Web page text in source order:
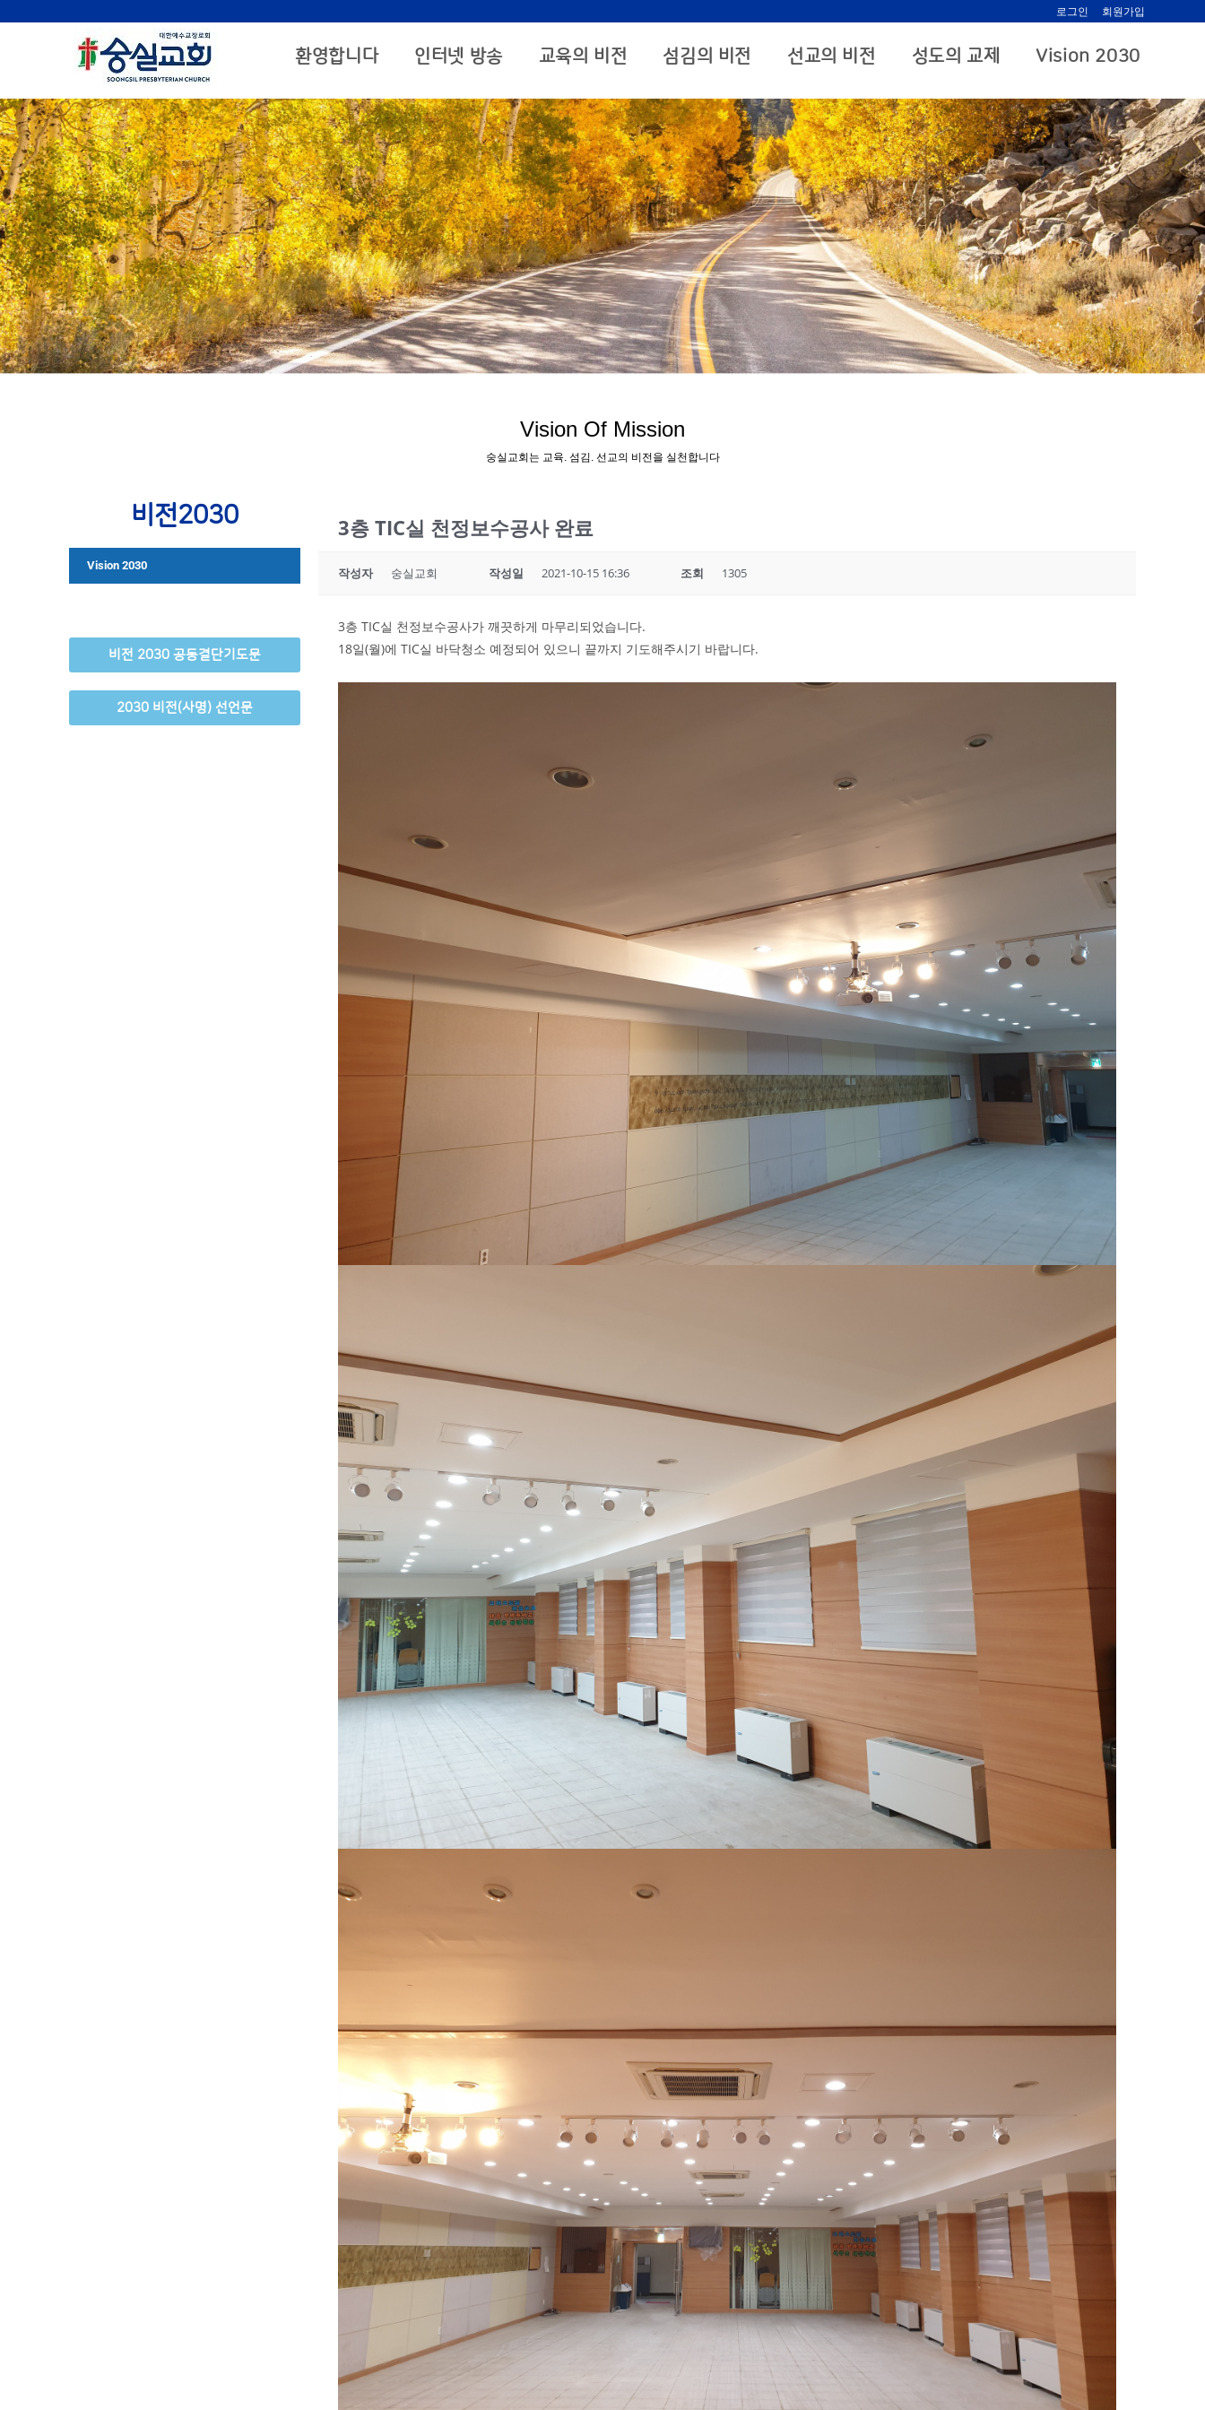
로그인 회원가입
환영합니다 인터넷 방송 교육의 비전 섬김의 비전 선교의 비전 성도의 교제 Vision 2030
.
Vision Of Mission
숭실교회는 교육. 섬김. 선교의 비전을 실천합니다
비전2030
Vision 2030
비전 2030 공동결단기도문
2030 비전(사명) 선언문
3층 TIC실 천정보수공사 완료
작성자 숭실교회 작성일 2021-10-15 16:36 조회 1305
3층 TIC실 천정보수공사가 깨끗하게 마무리되었습니다.
18일(월)에 TIC실 바닥청소 예정되어 있으니 끝까지 기도해주시기 바랍니다.